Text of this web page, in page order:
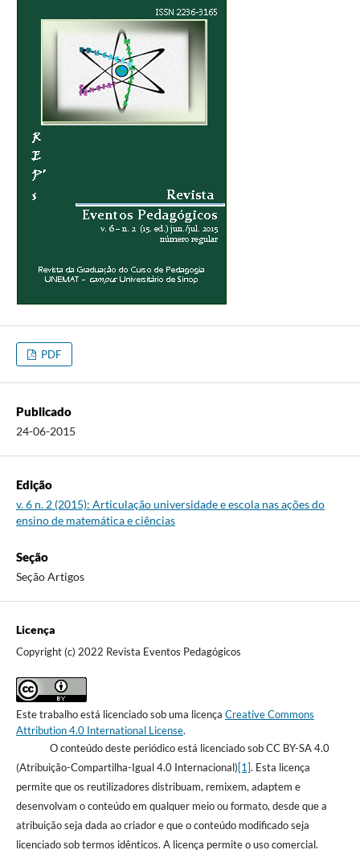
PDF
Publicado
24-06-2015
Edição
v. 6 n. 2 (2015): Articulação universidade e escola nas ações do
ensino de matemática e ciências
Seção
Seção Artigos
Licença
Copyright (c) 2022 Revista Eventos Pedagógicos
Este trabalho está licenciado sob uma licença Creative Commons
Attribution 4.0 International License.
O conteúdo deste periódico está licenciado sob CC BY-SA 4.0
(Atribuição-Compartilha-Igual 4.0 Internacional)[1]. Esta licença
permite que os reutilizadores distribuam, remixem, adaptem e
desenvolvam o conteúdo em qualquer meio ou formato, desde que a
atribuição seja dada ao criador e que o conteúdo modificado seja
licenciado sob termos idênticos. A licença permite o uso comercial.